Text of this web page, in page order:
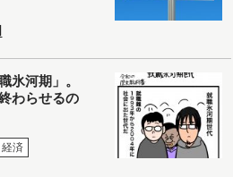
氷河期」。
わらせるの
済